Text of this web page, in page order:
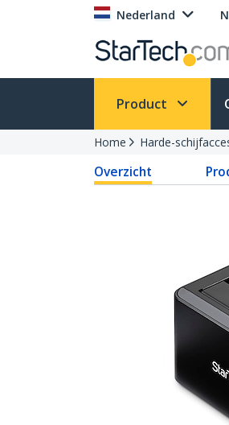
Nederland
Product
Home Harde-
Overzicht